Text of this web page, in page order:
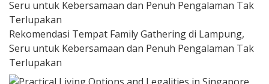
Rekomendasi Tempat Family Gathering di Lampung,
Seru untuk Kebersamaan dan Penuh Pengalaman Tak
Terlupakan